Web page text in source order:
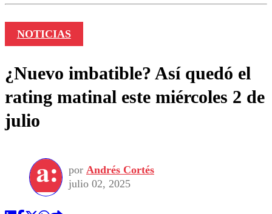
NOTICIAS
¿Nuevo imbatible? Así quedó el
rating matinal este miércoles 2 de
julio
por Andrés Cortés
julio 02, 2025